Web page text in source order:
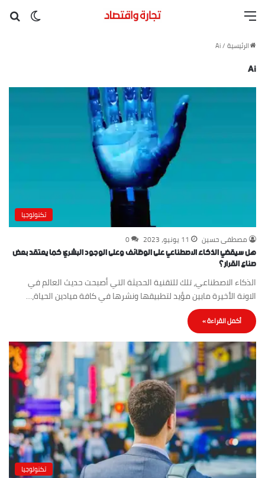
القائمة
الرئيسية /
Ai
Ai
تكنولوجيا
مصطفى حسين 11 يونيو، 2023 0
هل سيقضي الذكاء الاصطناعي على الوظائف وعلى الوجود البشري كما يعتقد بعض
صناع القرار؟
الذكاء الاصطناعي، تلك للتقنية الحديثة التي أصبحت حديث العالم في
الاونة الأخيرة مابين مؤيد لتطبيقها ونشرها في كافة ميادين الحياة،…
أكمل القراءة »
تكنولوجيا